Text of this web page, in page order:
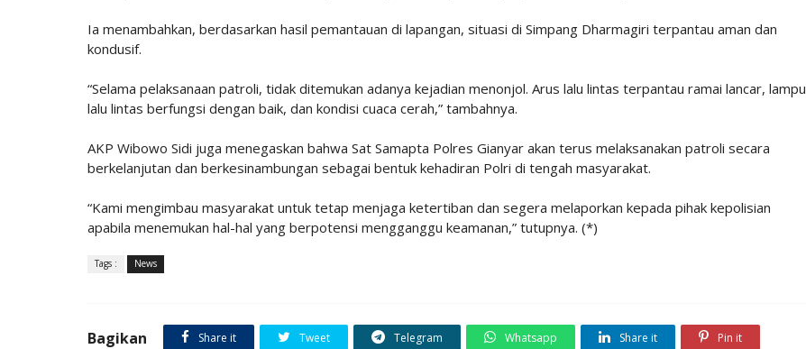
Ia menambahkan, berdasarkan hasil pemantauan di lapangan, situasi di Simpang Dharmagiri terpantau aman dan
kondusif.
“Selama pelaksanaan patroli, tidak ditemukan adanya kejadian menonjol. Arus lalu lintas terpantau ramai lancar, lampu
lalu lintas berfungsi dengan baik, dan kondisi cuaca cerah,” tambahnya.
AKP Wibowo Sidi juga menegaskan bahwa Sat Samapta Polres Gianyar akan terus melaksanakan patroli secara
berkelanjutan dan berkesinambungan sebagai bentuk kehadiran Polri di tengah masyarakat.
“Kami mengimbau masyarakat untuk tetap menjaga ketertiban dan segera melaporkan kepada pihak kepolisian
apabila menemukan hal-hal yang berpotensi mengganggu keamanan,” tutupnya. (*)
Tags : News
Bagikan Share it Tweet Telegram Whatsapp Share it Pin it